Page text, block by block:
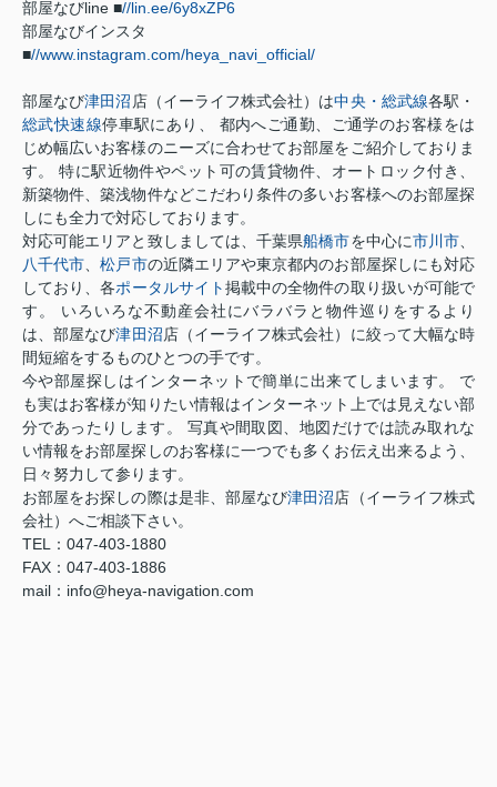
部屋なびline ■//lin.ee/6y8xZP6
部屋なびインスタ
■//www.instagram.com/heya_navi_official/
部屋なび津田沼 店（イーライフ株式会社）は中央・総武線各駅・
総武快速線停車駅にあり、 都内へご通勤、ご通学のお客様をは
じめ幅広いお客様のニーズに合わせてお部屋をご紹介しておりま
す。 特に駅近物件やペット可の賃貸物件、オートロック付き、
新築物件、築浅物件などこだわり条件の多いお客様へのお部屋探
しにも全力で対応しております。
対応可能エリアと致しましては、千葉県船橋市を中心に市川市
八千代市 、松戸市の近隣エリアや東京都内のお部屋探しにも対応
しており、各ポータルサイト掲載中の全物件の取り扱いが可能で
す。 いろいろな不動産会社にバラバラと物件巡りをするより
は、部屋なび津田沼店（イーライフ株式会社）に絞って大幅な時
間短縮をするものひとつの手です。
今や部屋探しはインターネットで簡単に出来てしまいます。 で
も実はお客様が知りたい情報はインターネット上では見えない部
分であったりします。 写真や間取図、地図だけでは読み取れな
い情報をお部屋探しのお客様に一つでも多くお伝え出来るよう、
日々努力して参ります。
お部屋をお探しの際は是非、部屋なび津田沼店（イーライフ株式
会社）へご相談下さい。
TEL：047-403-1880
FAX：047-403-1886
mail：info@heya-navigation.com